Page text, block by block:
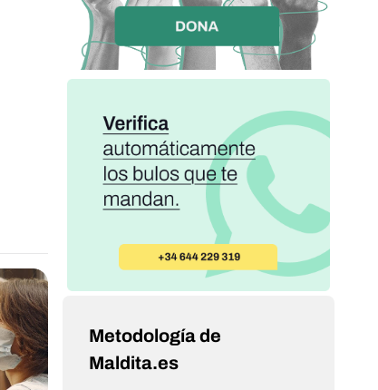
Metodología de
Maldita.es